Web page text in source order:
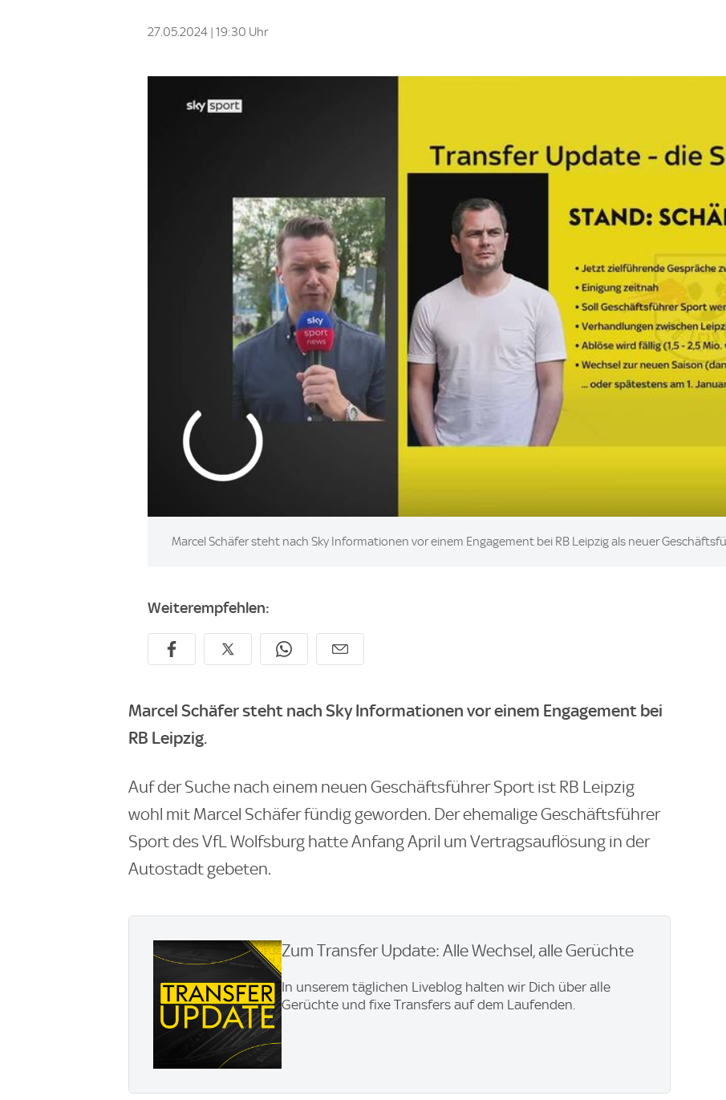
27.05.2024 | 19:30 Uhr
Marcel Schäfer steht nach Sky Informationen vor einem Engagement bei RB Leipzig als neuer
Weiterempfehlen:
Marcel Schäfer steht nach Sky Informationen vor einem Engagement bei
RB Leipzig.
Auf der Suche nach einem neuen Geschäftsführer Sport ist RB Leipzig
wohl mit Marcel Schäfer fündig geworden. Der ehemalige Geschäftsführer
Sport des VfL Wolfsburg hatte Anfang April um Vertragsauflösung in der
Autostadt gebeten.
Zum Transfer Update: Alle Wechsel, alle Gerüchte
In unserem täglichen Liveblog halten wir Dich über alle
Gerüchte und fixe Transfers auf dem Laufenden.